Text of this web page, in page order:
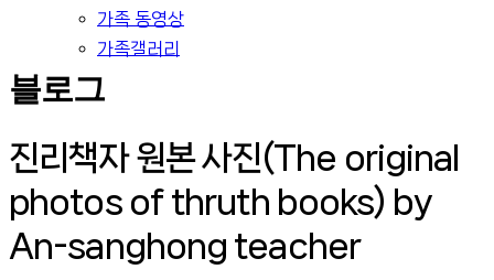
가족 동영상
가족갤러리
블로그
진리책자 원본 사진(The original
photos of thruth books) by
An-sanghong teacher